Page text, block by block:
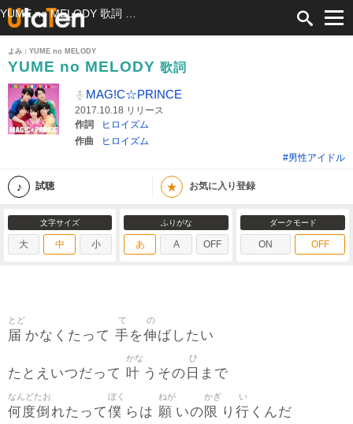
よみ：YUME no MELODY
YUME no MELODY 歌詞
MAG!C☆PRINCE
2017.10.18 リリース
作詞
ヒロイズム
作曲
ヒロイズム
#男性アイドル
試聴 ★ お気に入り登録
文字サイズ
大 中 小
ふりがな
あ A OFF
ダークモード
ON OFF
届
とど
かなくたって 手
て
を伸
の
ばしたい
たとえいつだって 叶
かな
うその 日
ひ
まで
何度倒
なんどたお
れたって僕
ぼく
らは 願
ねが
いの限
かぎ
り 行
い
くんだ